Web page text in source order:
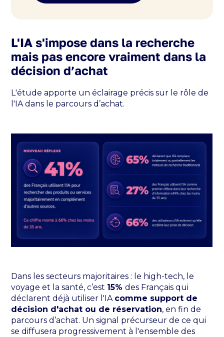
L'IA s'impose dans la recherche
mais pas encore vraiment dans la
décision d’achat
L'étude apporte un éclairage précis sur le rôle de
l'IA dans le parcours d’achat.
Dans les secteurs majoritaires : le high-tech, le
voyage et la santé, c’est 15%des Français qui
déclarent déjà utiliser l'IA comme support de
décision d'achat ou de réservation, en fin de
parcours d’achat. Un signal précurseur de ce qui
se diffusera progressivement à l'ensemble des